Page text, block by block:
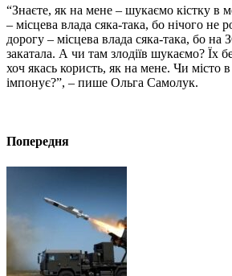
“Знаєте, як на мене – шукаємо кістку в
– місцева влада сяка-така, бо нічого не
дорогу – місцева влада сяка-така, бо на
закатала. А чи там злодіїв шукаємо? Їх
хоч якась користь, як на мене. Чи місто
імпонує?”, – пише Ольга Самолук.
Попередня